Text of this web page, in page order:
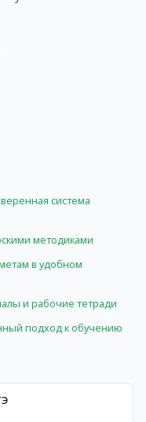
занятий
минут (бывают
задания, рабочие
система
методиками
в удобном
и рабочие тетради
подход к обучению